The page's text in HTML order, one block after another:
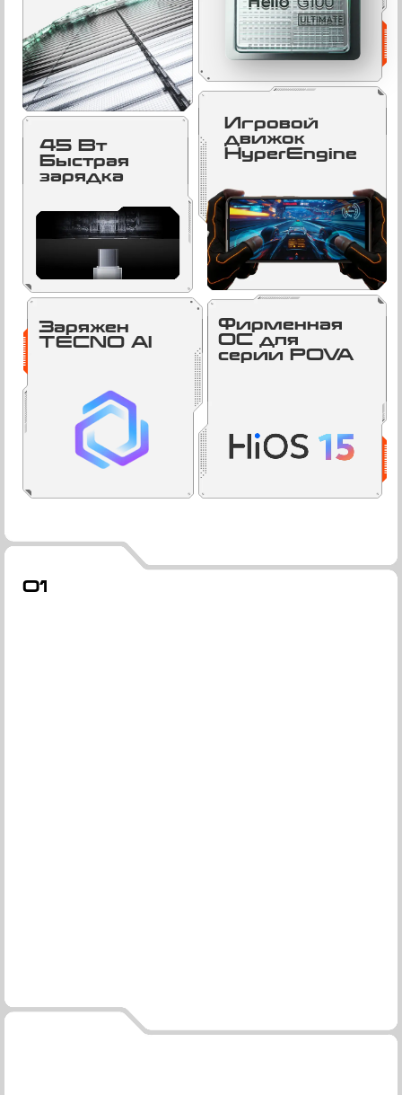
45 Вт
Быстрая
зарядка
Заряжен
TECNO AI
Игровой
движок
HyperEngine
Фирменная
ОС для
серии POVA
01